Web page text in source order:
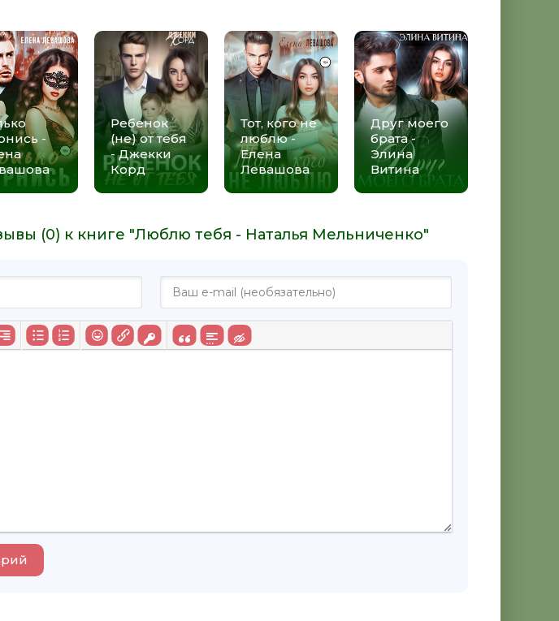
-
Ребенок
(не) от тебя
- Джекки
Корд
Тот, кого не
люблю -
Елена
Левашова
Друг моего
брата -
Элина
Витина
(0) к книге "Люблю тебя - Наталья Мельниченко"